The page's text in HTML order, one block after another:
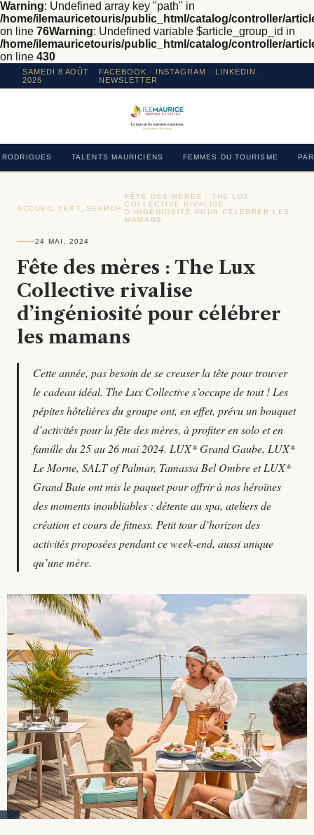
Warning: Undefined array key "path" in
/home/ilemauricetouris/public_html/catalog/controller/
on line 76Warning: Undefined variable $article_group_id in
/home/ilemauricetouris/public_html/catalog/controller/
on line 430
SAMEDI 8 AOÛT
2026
FACEBOOK · INSTAGRAM · LINKEDIN ·
NEWSLETTER
RODRIGUES TALENTS MAURICIENS FEMMES DU TOURISME
ACCUEIL ›TEXT_SEARCH
FÊTE DES MÈRES : THE LUX
COLLECTIVE RIVALISE
D’INGÉNIOSITÉ POUR CÉLÉBRER LES
MAMANS
24 MAI, 2024
Fête des mères : The Lux
Collective rivalise
d’ingéniosité pour célébrer
les mamans
Cette année, pas besoin de se creuser la tête pour trouver
le cadeau idéal. The Lux Collective s’occupe de tout ! Les
pépites hôtelières du groupe ont, en effet, prévu un bouquet
d’activités pour la fête des mères, à profiter en solo et en
famille du 25 au 26 mai 2024. LUX* Grand Gaube, LUX*
Le Morne, SALT of Palmar, Tamassa Bel Ombre et LUX*
Grand Baie ont mis le paquet pour offrir à nos héroïnes
des moments inoubliables : détente au spa, ateliers de
création et cours de fitness. Petit tour d’horizon des
activités proposées pendant ce week-end, aussi unique
qu’une mère.